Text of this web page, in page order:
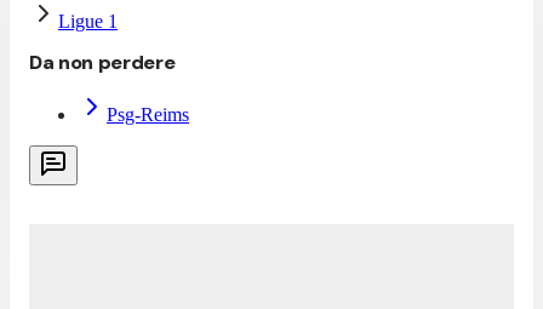
Ligue 1
Da non perdere
Psg-Reims